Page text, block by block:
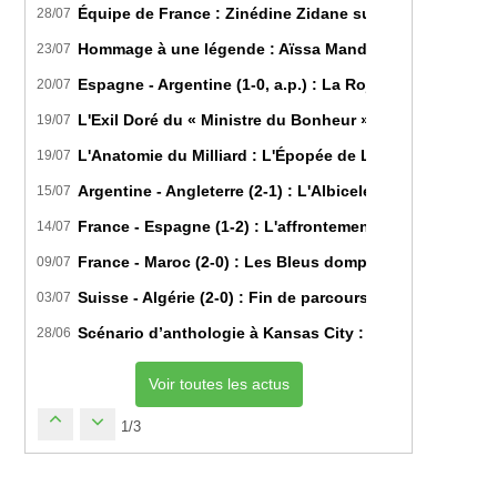
28/07 Équipe de France : Zinédine Zidane succède
23/07 Hommage à une légende : Aïssa Mandi tire sa
20/07 Espagne - Argentine (1-0, a.p.) : La Roja sur le toit
19/07 L'Exil Doré du « Ministre du Bonheur » : Dans les
19/07 L'Anatomie du Milliard : L'Épopée de Lamine Yamal du
15/07 Argentine - Angleterre (2-1) : L'Albiceleste renverse
14/07 France - Espagne (1-2) : L'affrontement tactique
09/07 France - Maroc (2-0) : Les Bleus domptent les Lions
03/07 Suisse - Algérie (2-0) : Fin de parcours pour les
28/06 Scénario d’anthologie à Kansas City : L’Algérie
Voir toutes les actus
1/3